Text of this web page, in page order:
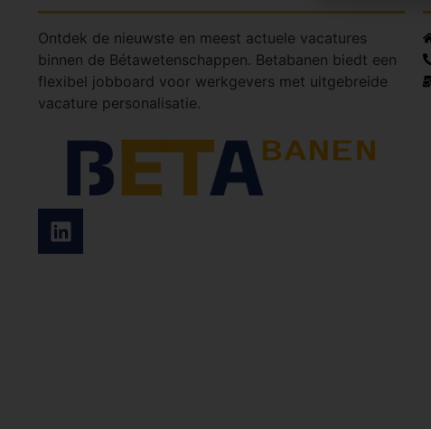
Ontdek de nieuwste en meest actuele vacatures
binnen de Bétawetenschappen. Betabanen biedt een
flexibel jobboard voor werkgevers met uitgebreide
vacature personalisatie.